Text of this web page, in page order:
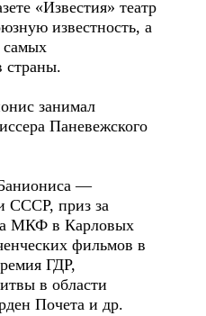
«Известия» театр
известность, а
самых
страны.
занимал
Паневежского
—
СССР, приз за
МКФ в Карловых
фильмов в
ГДР,
в области
Почета и др.